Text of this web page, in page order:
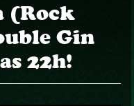
(Rock
Gin
22h!